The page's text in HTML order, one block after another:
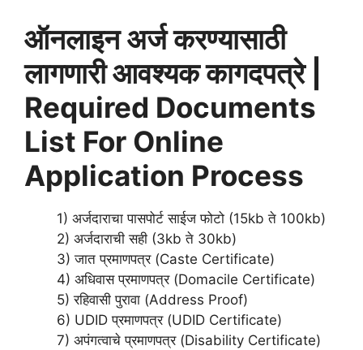
ऑनलाइन अर्ज करण्यासाठी
लागणारी आवश्यक कागदपत्रे |
Required Documents
List For Online
Application Process
1) अर्जदाराचा पासपोर्ट साईज फोटो (15kb ते 100kb)
2) अर्जदाराची सही (3kb ते 30kb)
3) जात प्रमाणपत्र (Caste Certificate)
4) अधिवास प्रमाणपत्र (Domacile Certificate)
5) रहिवासी पुरावा (Address Proof)
6) UDID प्रमाणपत्र (UDID Certificate)
7) अपंगत्वाचे प्रमाणपत्र (Disability Certificate)